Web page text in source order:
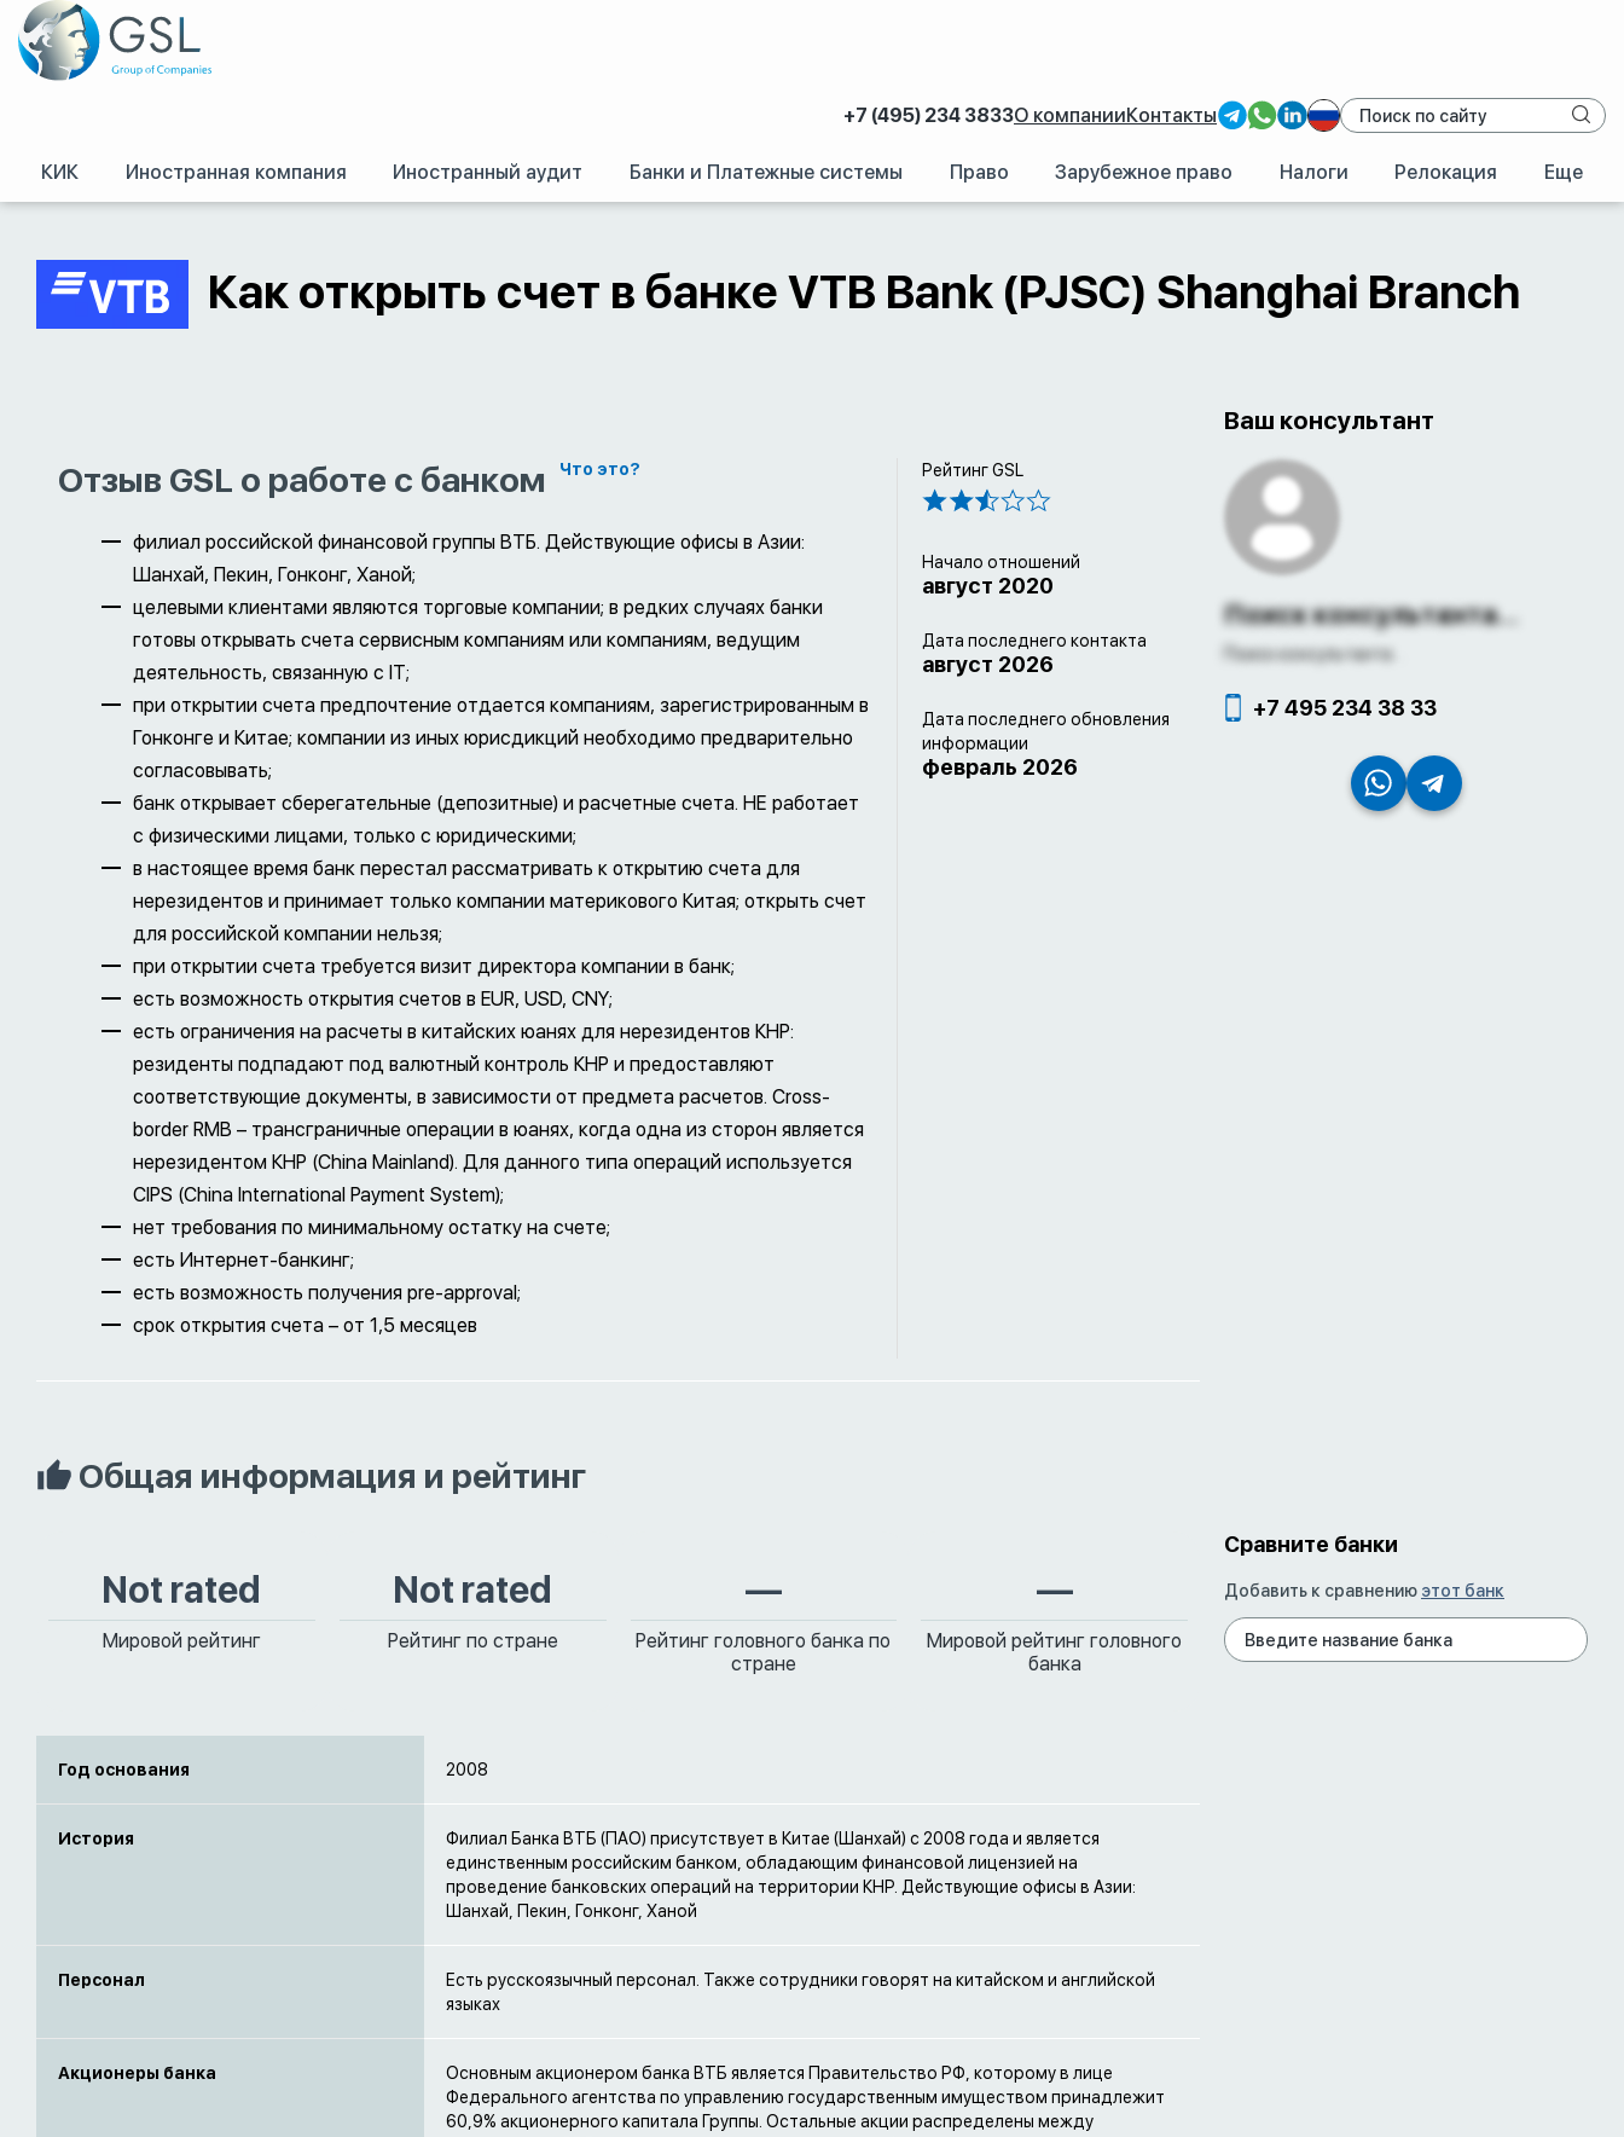
+7 (495) 234 3833О компанииКонтакты
КИК Иностранная компания Иностранный аудит Банки и Платежные системы Право Зарубежное право Налоги Релокация Еще
GSL/Оффшоры и международное право. Регистрация оффшорных компаний. Счет в иностранном банке: Как открыть банковский счет за рубежом/Китай/VTB Bank (PJSC) Shanghai Branch
Как открыть счет в банке VTB Bank (PJSC) Shanghai Branch
Отзыв GSL о работе с банком Что это?
филиал российской финансовой группы ВТБ. Действующие офисы в Азии:
Шанхай, Пекин, Гонконг, Ханой;
целевыми клиентами являются торговые компании; в редких случаях банки
готовы открывать счета сервисным компаниям или компаниям, ведущим
деятельность, связанную с IT;
при открытии счета предпочтение отдается компаниям, зарегистрированным в
Гонконге и Китае; компании из иных юрисдикций необходимо предварительно
согласовывать;
банк открывает сберегательные (депозитные) и расчетные счета. НЕ работает
с физическими лицами, только с юридическими;
в настоящее время банк перестал рассматривать к открытию счета для
нерезидентов и принимает только компании материкового Китая; открыть счет
для российской компании нельзя;
при открытии счета требуется визит директора компании в банк;
есть возможность открытия счетов в EUR, USD, CNY;
есть ограничения на расчеты в китайских юанях для нерезидентов КНР:
резиденты подпадают под валютный контроль КНР и предоставляют
соответствующие документы, в зависимости от предмета расчетов. Cross-
border RMB – трансграничные операции в юанях, когда одна из сторон является
нерезидентом КНР (China Mainland). Для данного типа операций используется
CIPS (China International Payment System);
нет требования по минимальному остатку на счете;
есть Интернет-банкинг;
есть возможность получения pre-approval;
срок открытия счета – от 1,5 месяцев
Рейтинг GSL
Начало отношений
август 2020
Дата последнего контакта
август 2026
Дата последнего обновления
информации
февраль 2026
Ваш консультант
Поиск консультанта...
Поиск консультанта...
+7 495 234 38 33
Общая информация и рейтинг
Not rated
Мировой рейтинг
Not rated
Рейтинг по стране
—
Рейтинг головного банка по
стране
—
Мировой рейтинг головного
банка
Год основания 2008
История
Филиал Банка ВТБ (ПАО) присутствует в Китае (Шанхай) с 2008 года и является
единственным российским банком, обладающим финансовой лицензией на
проведение банковских операций на территории КНР. Действующие офисы в Азии:
Шанхай, Пекин, Гонконг, Ханой
Персонал
Есть русскоязычный персонал. Также сотрудники говорят на китайском и английской
языках
Акционеры банка
Основным акционером банка ВТБ является Правительство РФ, которому в лице
Федерального агентства по управлению государственным имуществом принадлежит
60,9% акционерного капитала Группы. Остальные акции распределены между
Сравните банки
Добавить к сравнению этот банк